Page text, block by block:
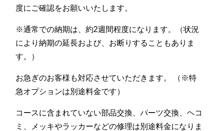
度にご確認をお願いいたします。
※通常での納期は、約2週間程度になります。（状況
により納期の延長および、お断りすることもありま
す。）
お急ぎのお客様も対応させていただきます。 （※特
急オプションは別途料金です）
コースに含まれていない部品交換、パーツ交換、ヘコ
ミ、メッキやラッカーなどの修理は別途料金になりま